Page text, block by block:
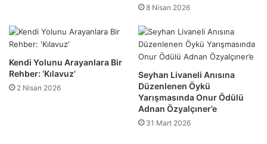
8 Nisan 2026
Kendi Yolunu Arayanlara Bir
Rehber: ‘Kılavuz’
2 Nisan 2026
Seyhan Livaneli Anısına
Düzenlenen Öykü
Yarışmasında Onur Ödülü
Adnan Özyalçıner’e
31 Mart 2026